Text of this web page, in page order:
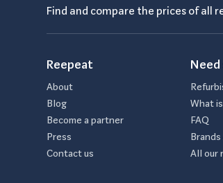
Find and compare the prices of all
Reepeat
About
Blog
Become a partner
Press
Contact us
Need
What
FAQ
All our